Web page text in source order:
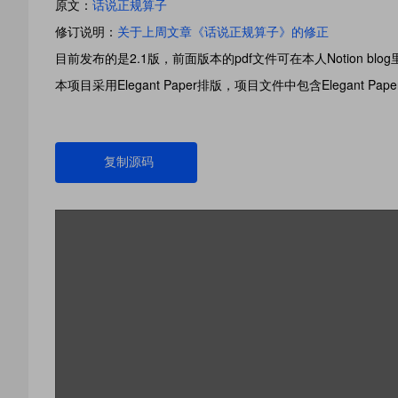
原文： 话说正规算子
修订说明： 关于上周文章《话说正规算子》的修正
目前发布的是2.1版，前面版本的pdf文件可在本人Notion blog
本项目采用Elegant Paper排版，项目文件中包含Elegant
复制源码